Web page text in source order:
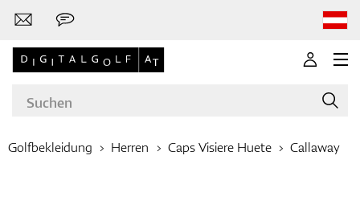
Golfbekleidung Herren Caps Visiere Huete Callaway